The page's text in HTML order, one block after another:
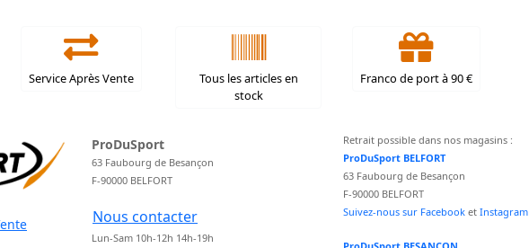
Service Après Vente
Tous les articles en
stock
Franco de port à 90 €
ProDuSport
63 Faubourg de Besançon
F-90000 BELFORT
Nous contacter
Lun-Sam 10h-12h 14h-19h
Retrait possible dans nos magasins :
ProDuSport BELFORT
63 Faubourg de Besançon
F-90000 BELFORT
Suivez-nous sur Facebook et Instagram